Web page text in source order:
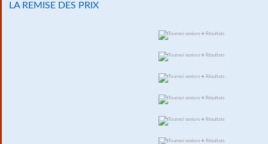
LA REMISE DES PRIX